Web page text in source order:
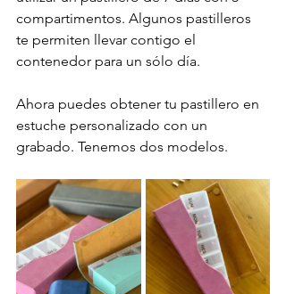
compartimentos. Algunos pastilleros
te permiten llevar contigo el
contenedor para un sólo día.
Ahora puedes obtener tu pastillero en
estuche personalizado con un
grabado. Tenemos dos modelos.